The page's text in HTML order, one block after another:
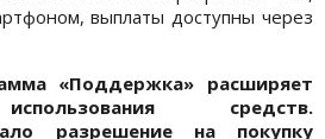
выплаты доступны через
«Поддержка» расширяет
средств.
разрешение на покупку